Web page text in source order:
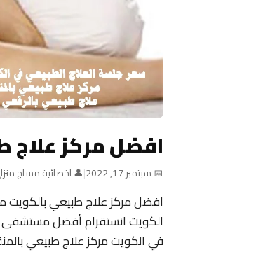
افضل مركز علاج
📅 سبتمبر 17, 2022 |👤 اخصائية مساج
افضل مركز علاج طبيعي بالكويت
الكويت انستقرام أفضل مستشفى
في الكويت مركز علاج طبيعي